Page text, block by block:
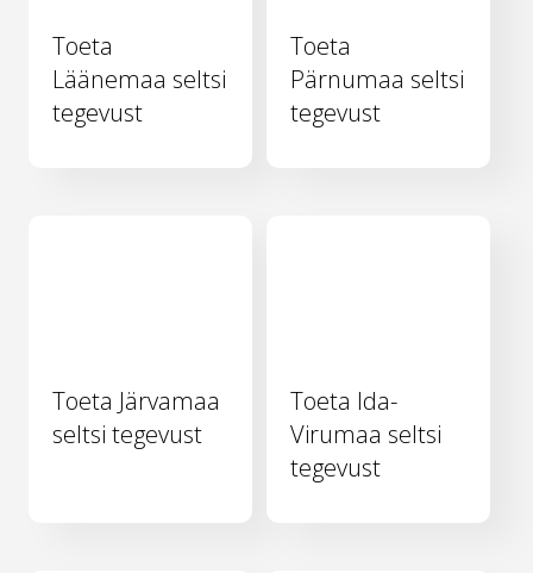
Toeta
Läänemaa seltsi
tegevust
Toeta
Pärnumaa seltsi
tegevust
Toeta Järvamaa
seltsi tegevust
Toeta Ida-
Virumaa seltsi
tegevust